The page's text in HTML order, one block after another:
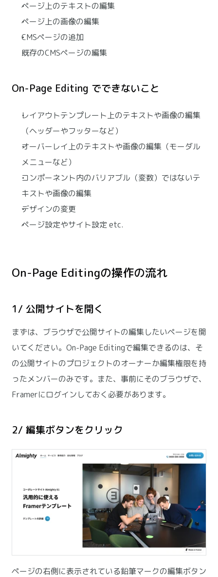
ページ上のテキストの編集
ページ上の画像の編集
CMSページの追加
既存のCMSページの編集
On-Page Editing でできないこと
レイアウトテンプレート上のテキストや画像の編集
（ヘッダーやフッターなど）
オーバーレイ上のテキストや画像の編集（モーダル
メニューなど）
コンポーネント内のバリアブル（変数）ではないテ
キストや画像の編集
デザインの変更
ページ設定やサイト設定 etc.
On-Page Editingの操作の流れ
1/ 公開サイトを開く
まずは、ブラウザで公開サイトの編集したいページを開
いてください。On-Page Editingで編集できるのは、そ
の公開サイトのプロジェクトのオーナーか編集権限を持
ったメンバーのみです。また、事前にそのブラウザで、
Framerにログインしておく必要があります。
2/ 編集ボタンをクリック
ページの右側に表示されている鉛筆マークの編集ボタン